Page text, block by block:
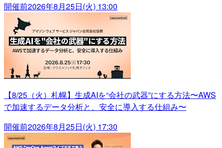
開催前2026年8月25日(火) 13:00
【8/25（火）札幌】生成AIを“会社の武器”にする方法〜AWS
で加速するデータ分析と、安全に導入する仕組み〜
開催前2026年8月25日(火) 17:30